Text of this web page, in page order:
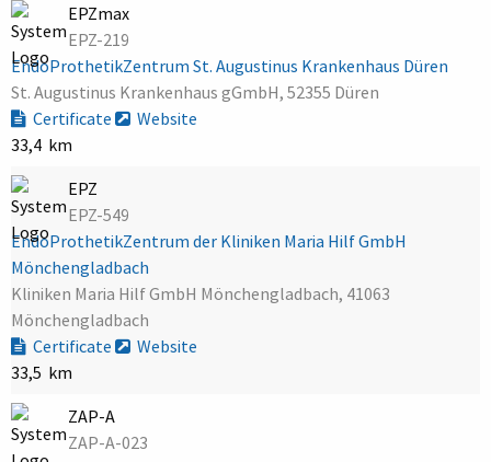
EPZmax
EPZ-219
EndoProthetikZentrum St. Augustinus Krankenhaus Düren
St. Augustinus Krankenhaus gGmbH, 52355 Düren
Certificate
Website
33,4 km
EPZ
EPZ-549
EndoProthetikZentrum der Kliniken Maria Hilf GmbH
Mönchengladbach
Kliniken Maria Hilf GmbH Mönchengladbach, 41063
Mönchengladbach
Certificate
Website
33,5 km
ZAP-A
ZAP-A-023